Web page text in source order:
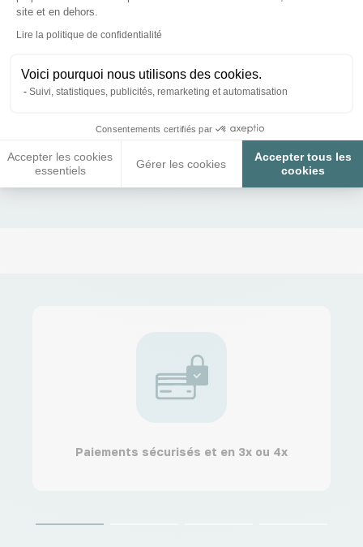
site et en dehors.
Lire la politique de confidentialité
Voici pourquoi nous utilisons des cookies.
Suivi, statistiques, publicités, remarketing et automatisation
Consentements certifiés par
Accepter les cookies
essentiels
Gérer les cookies
Accepter tous les
cookies
Axeptio consent
Nourriture Poule
Céréales poule
Complément
alimentaire
poule
Paiements sécurisés et en 3x ou 4x